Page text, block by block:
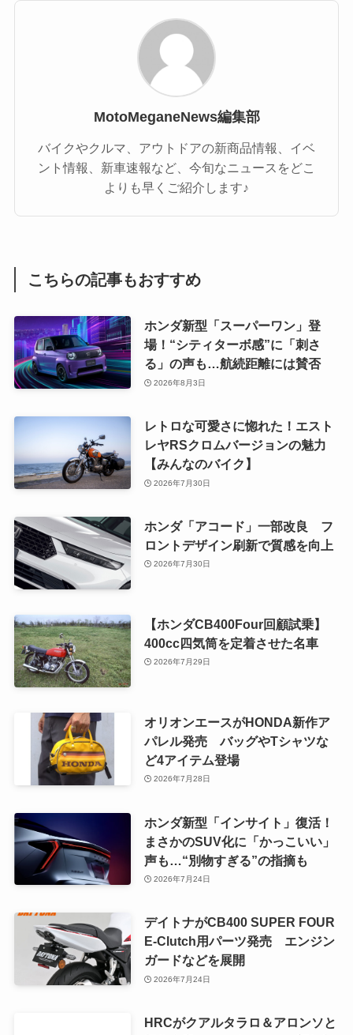
MotoMeganeNews編集部
バイクやクルマ、アウトドアの新商品情報、イベ
ント情報、新車速報など、今旬なニュースをどこ
よりも早くご紹介します♪
こちらの記事もおすすめ
ホンダ新型「スーパーワン」登
場！“シティターボ感”に「刺さ
る」の声も…航続距離には賛否
2026年8月3日
レトロな可愛さに惚れた！エスト
レヤRSクロムバージョンの魅力
【みんなのバイク】
2026年7月30日
ホンダ「アコード」一部改良 フ
ロントデザイン刷新で質感を向上
2026年7月30日
【ホンダCB400Four回顧試乗】
400cc四気筒を定着させた名車
2026年7月29日
オリオンエースがHONDA新作ア
パレル発売 バッグやTシャツな
ど4アイテム登場
2026年7月28日
ホンダ新型「インサイト」復活！
まさかのSUV化に「かっこいい」
声も…“別物すぎる”の指摘も
2026年7月24日
デイトナがCB400 SUPER FOUR
E-Clutch用パーツ発売 エンジン
ガードなどを展開
2026年7月24日
HRCがクアルタラロ＆アロンソと